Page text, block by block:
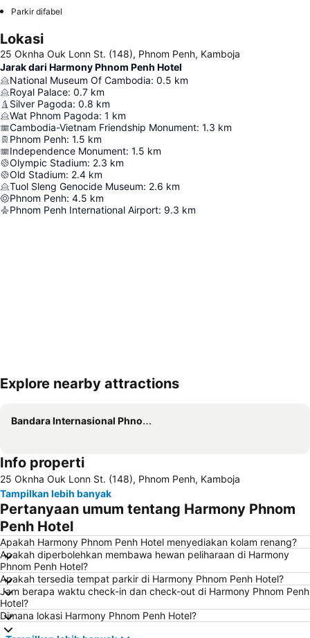
Parkir difabel
Lokasi
25 Oknha Ouk Lonn St. (148), Phnom Penh, Kamboja
Jarak dari Harmony Phnom Penh Hotel
National Museum Of Cambodia: 0.5 km
Royal Palace: 0.7 km
Silver Pagoda: 0.8 km
Wat Phnom Pagoda: 1 km
Cambodia-Vietnam Friendship Monument: 1.3 km
Phnom Penh: 1.5 km
Independence Monument: 1.5 km
Olympic Stadium: 2.3 km
Old Stadium: 2.4 km
Tuol Sleng Genocide Museum: 2.6 km
Phnom Penh: 4.5 km
Phnom Penh International Airport: 9.3 km
Explore nearby attractions
Bandara Internasional Phnom Penh
Info properti
25 Oknha Ouk Lonn St. (148), Phnom Penh, Kamboja
Tampilkan lebih banyak
Pertanyaan umum tentang Harmony Phnom
Penh Hotel
Apakah Harmony Phnom Penh Hotel menyediakan kolam renang?
Apakah diperbolehkan membawa hewan peliharaan di Harmony
Phnom Penh Hotel?
Apakah tersedia tempat parkir di Harmony Phnom Penh Hotel?
Jam berapa waktu check-in dan check-out di Harmony Phnom Penh
Hotel?
Dimana lokasi Harmony Phnom Penh Hotel?